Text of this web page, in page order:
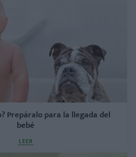
Prepáralo para la llegada del
bebé
LEER